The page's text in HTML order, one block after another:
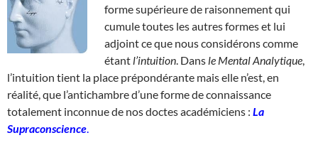
forme supérieure de raisonnement qui
cumule toutes les autres formes et lui
adjoint ce que nous considérons comme
étant l’intuition . Dans le Mental Analytique
l’intuition tient la place prépondérante mais elle n’est, en
réalité, que l’antichambre d’une forme de connaissance
totalement inconnue de nos doctes académiciens : La
Supraconscience